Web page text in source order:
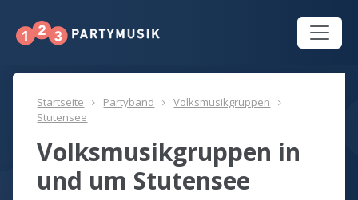
Startseite Partyband
Volksmusikgruppen
Stutensee
Volksmusikgruppen in
und um Stutensee